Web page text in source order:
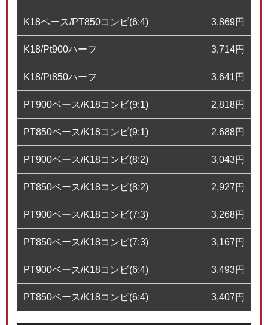
K18ベース/PT850コンビ(6:4) 3,869円
K18/Pt900ハーフ 3,714円
K18/Pt850ハーフ 3,641円
PT900ベース/K18コンビ(9:1) 2,818円
PT850ベース/K18コンビ(9:1) 2,688円
PT900ベース/K18コンビ(8:2) 3,043円
PT850ベース/K18コンビ(8:2) 2,927円
PT900ベース/K18コンビ(7:3) 3,268円
PT850ベース/K18コンビ(7:3) 3,167円
PT900ベース/K18コンビ(6:4) 3,493円
PT850ベース/K18コンビ(6:4) 3,407円